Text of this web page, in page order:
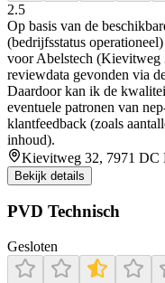
2.5
Op basis van de
(bedrijfsstatus
voor Abelstech (Kievitweg
reviewdata gevonden via
Daardoor kan ik de
eventuele patronen van
klantfeedback (zoals
inhoud).
Kievitweg 32, 7971 DC
Bekijk details
PVD Technisch
Gesloten